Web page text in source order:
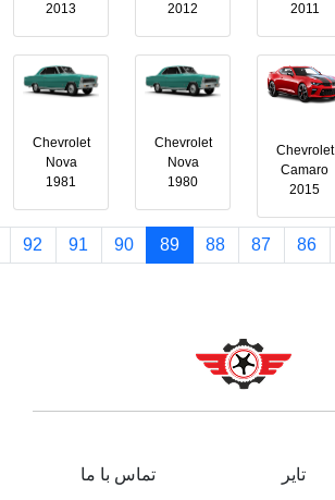
2011
2012
2013
Chevrolet
Camaro
2015
Chevrolet
Nova
1980
Chevrolet
Nova
1981
86
87
88
89
90
91
92
تایر تماس با ما